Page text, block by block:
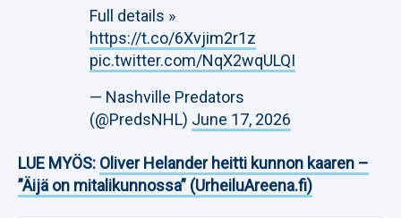
Full details »
https://t.co/6Xvjim2r1z
pic.twitter.com/NqX2wqULQI
— Nashville Predators
(@PredsNHL) June 17, 2026
LUE MYÖS: Oliver Helander heitti kunnon kaaren –
”Äijä on mitalikunnossa” (UrheiluAreena.fi)